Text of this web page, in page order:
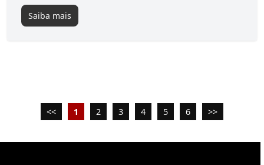
Saiba mais
<< 1 2 3 4 5 6 >>